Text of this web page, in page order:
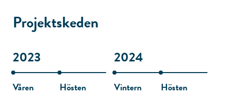
Projektskeden
2023
Våren Hösten
2024
Vintern Hösten